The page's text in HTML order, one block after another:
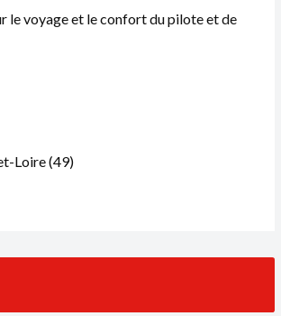
le voyage et le confort du pilote et de
Loire (49)